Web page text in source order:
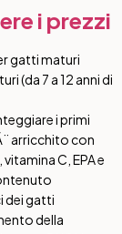
i prezzi
gatti maturi
(da 7 a 12 anni di
i primi
arricchito con
C, EPA e
dei gatti
della